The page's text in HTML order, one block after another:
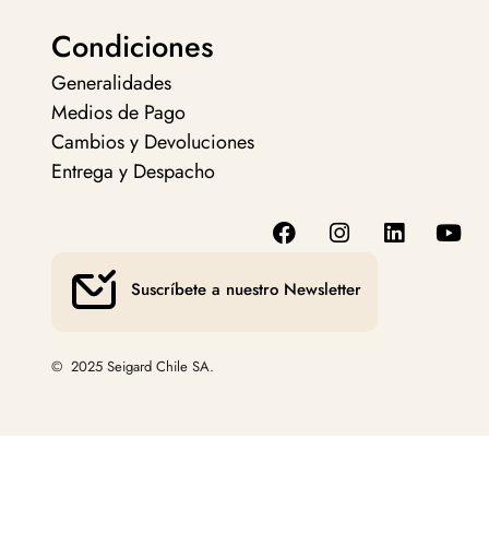
Condiciones
Generalidades
Medios de Pago
Cambios y Devoluciones
Entrega y Despacho
Suscríbete a nuestro Newsletter
© 2025 Seigard Chile SA.